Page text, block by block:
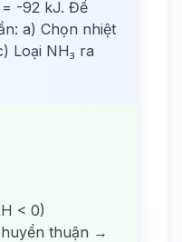
-92 kJ. Để
a) Chọn nhiệt
Loại NH₃ ra
< 0)
thuận →